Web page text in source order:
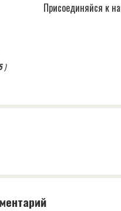
Присоединяйся к
)